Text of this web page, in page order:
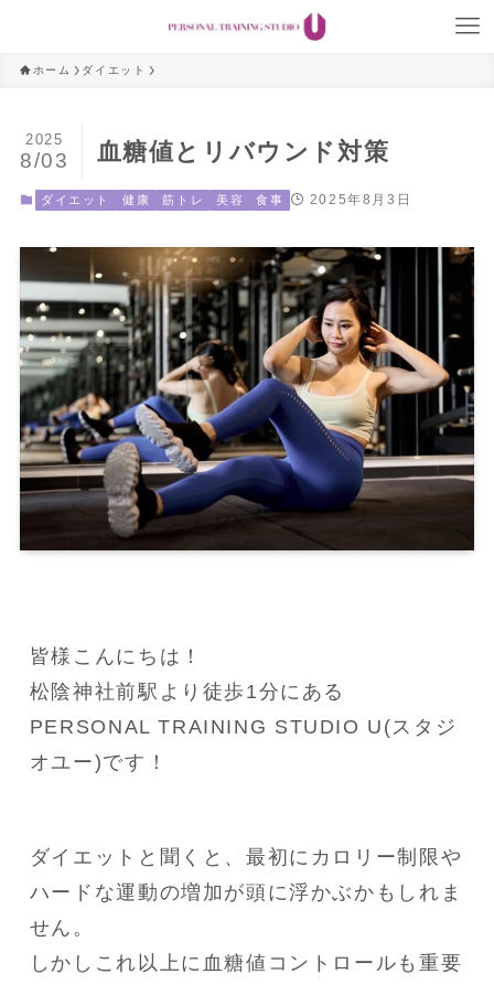
ホーム ダイエット
血糖値とリバウンド対策
2025
8/03
ダイエット 健康 筋トレ 美容 食事 2025年8月3日
皆様こんにちは！
松陰神社前駅より徒歩1分にある
PERSONAL TRAINING STUDIO U(スタジ
オユー)です！
ダイエットと聞くと、最初にカロリー制限や
ハードな運動の増加が頭に浮かぶかもしれま
せん。
しかしこれ以上に血糖値コントロールも重要